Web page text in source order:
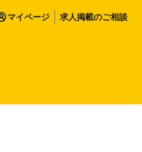
マイページ 求人掲載のご相談